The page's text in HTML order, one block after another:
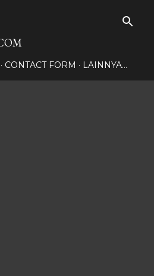
CONTACT FORM LAINNYA…